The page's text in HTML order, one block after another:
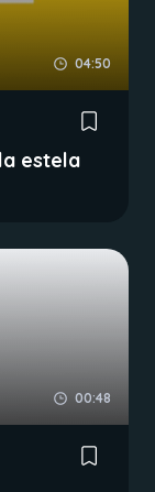
04:50
estela
00:48